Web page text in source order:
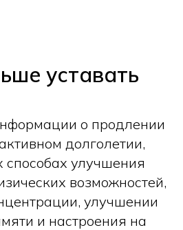
уставать
о продлении
долголетии,
улучшения
возможностей,
улучшении
и настроения на